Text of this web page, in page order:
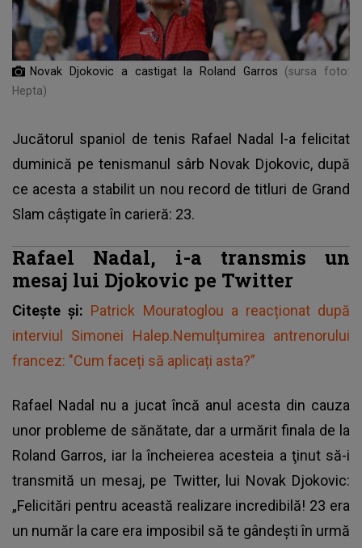
Novak Djokovic a castigat la Roland Garros
(sursa foto:
Hepta)
Jucătorul spaniol de tenis Rafael Nadal l-a felicitat
duminică pe tenismanul sârb Novak Djokovic, după
ce acesta a stabilit un nou record de titluri de Grand
Slam câştigate în carieră: 23.
Rafael Nadal, i-a transmis un
mesaj lui Djokovic pe Twitter
Citește și: Patrick Mouratoglou a reacționat după
interviul Simonei Halep.Nemulțumirea antrenorului
francez: "Cum faceți să aplicați asta?”
Rafael Nadal nu a jucat încă anul acesta din cauza
unor probleme de sănătate, dar a urmărit finala de la
Roland Garros, iar la încheierea acesteia a ţinut să-i
transmită un mesaj, pe Twitter, lui Novak Djokovic:
„Felicitări pentru această realizare incredibilă! 23 era
un număr la care era imposibil să te gândeşti în urmă